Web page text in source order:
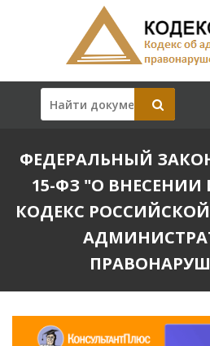
ФЕДЕРАЛЬНЫЙ ЗАКОН
15-ФЗ "О
КОДЕКС